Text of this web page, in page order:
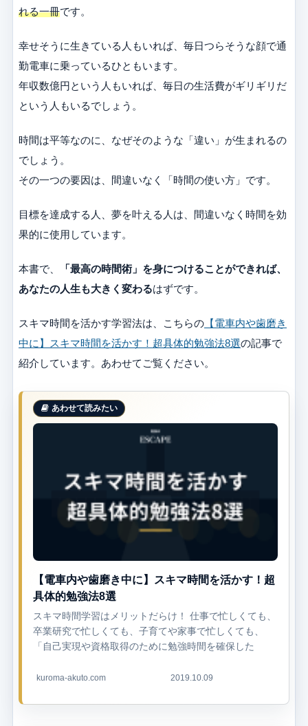
れる一冊です。
幸せそうに生きている人もいれば、毎日つらそうな顔で通
勤電車に乗っているひともいます。
年収数億円という人もいれば、毎日の生活費がギリギリだ
という人もいるでしょう。
時間は平等なのに、なぜそのような「違い」が生まれるの
でしょう。
その一つの要因は、間違いなく「時間の使い方」です。
目標を達成する人、夢を叶える人は、間違いなく時間を効
果的に使用しています。
本書で、
「最高の時間術」を身につけることができれば、
あなたの人生も大きく変わるはずです。
スキマ時間を活かす学習法は、こちらの 【電車内や歯磨き
中に】スキマ時間を活かす！超具体的勉強法8選の記事で
紹介しています。あわせてご覧ください。
【電車内や歯磨き中に】スキマ時間を活かす！超
具体的勉強法8選
スキマ時間学習はメリットだらけ！ 仕事で忙しくても、
卒業研究で忙しくても、子育てや家事で忙しくても、
「自己実現や資格取得のために勉強時間を確保した
ラリーマンの方を例にとると、大手転職サ...
kuroma-akuto.com 2019.10.09